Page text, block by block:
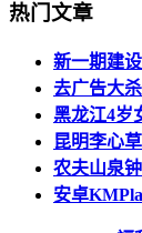
热门文章
新一期建
去广告大
黑龙江4岁
昆明李心
农夫山泉
安卓